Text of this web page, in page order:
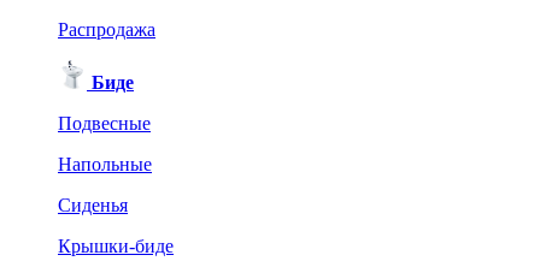
Распродажа
Биде
Подвесные
Напольные
Сиденья
Крышки-биде